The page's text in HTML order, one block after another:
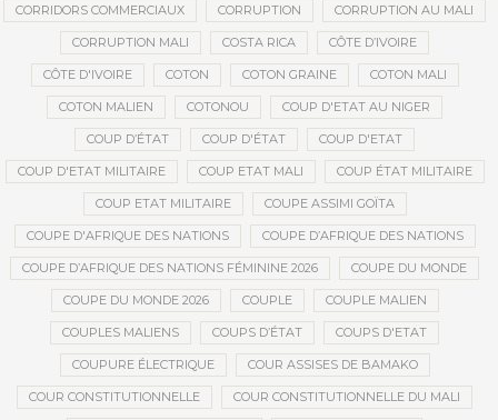
CORRIDORS COMMERCIAUX CORRUPTION CORRUPTION AU MALI
CORRUPTION MALI COSTA RICA CÔTE D’IVOIRE
CÔTE D'IVOIRE COTON COTON GRAINE COTON MALI
COTON MALIEN COTONOU COUP D'ETAT AU NIGER
COUP D’ÉTAT COUP D'ÉTAT COUP D'ETAT
COUP D'ETAT MILITAIRE COUP ETAT MALI COUP ÉTAT MILITAIRE
COUP ETAT MILITAIRE COUPE ASSIMI GOÏTA
COUPE D'AFRIQUE DES NATIONS COUPE D’AFRIQUE DES NATIONS
COUPE D’AFRIQUE DES NATIONS FÉMININE 2026 COUPE DU MONDE
COUPE DU MONDE 2026 COUPLE COUPLE MALIEN
COUPLES MALIENS COUPS D’ÉTAT COUPS D'ETAT
COUPURE ÉLECTRIQUE COUR ASSISES DE BAMAKO
COUR CONSTITUTIONNELLE COUR CONSTITUTIONNELLE DU MALI